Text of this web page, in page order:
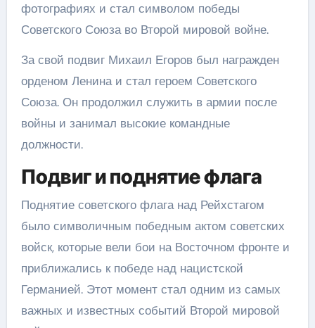
фотографиях и стал символом победы
Советского Союза во Второй мировой войне.
За свой подвиг Михаил Егоров был награжден
орденом Ленина и стал героем Советского
Союза. Он продолжил служить в армии после
войны и занимал высокие командные
должности.
Подвиг и поднятие флага
Поднятие советского флага над Рейхстагом
было символичным победным актом советских
войск, которые вели бои на Восточном фронте и
приближались к победе над нацистской
Германией. Этот момент стал одним из самых
важных и известных событий Второй мировой